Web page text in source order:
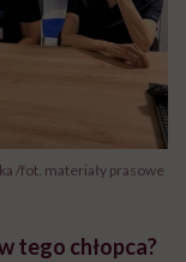
/fot. materiały prasowe
tego chłopca?